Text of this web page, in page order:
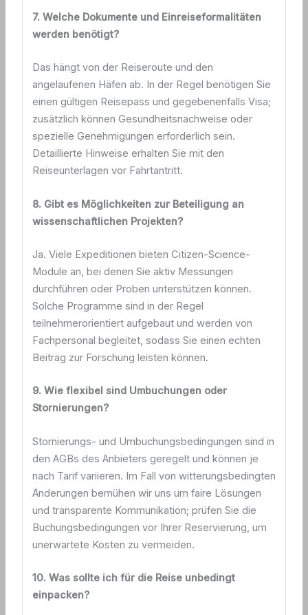
7. Welche Dokumente und Einreiseformalitäten
werden benötigt?
Das hängt von der Reiseroute und den
angelaufenen Häfen ab. In der Regel benötigen Sie
einen gültigen Reisepass und gegebenenfalls Visa;
zusätzlich können Gesundheitsnachweise oder
spezielle Genehmigungen erforderlich sein.
Detaillierte Hinweise erhalten Sie mit den
Reiseunterlagen vor Fahrtantritt.
8. Gibt es Möglichkeiten zur Beteiligung an
wissenschaftlichen Projekten?
Ja. Viele Expeditionen bieten Citizen-Science-
Module an, bei denen Sie aktiv Messungen
durchführen oder Proben unterstützen können.
Solche Programme sind in der Regel
teilnehmerorientiert aufgebaut und werden von
Fachpersonal begleitet, sodass Sie einen echten
Beitrag zur Forschung leisten können.
9. Wie flexibel sind Umbuchungen oder
Stornierungen?
Stornierungs- und Umbuchungsbedingungen sind in
den AGBs des Anbieters geregelt und können je
nach Tarif variieren. Im Fall von witterungsbedingten
Änderungen bemühen wir uns um faire Lösungen
und transparente Kommunikation; prüfen Sie die
Buchungsbedingungen vor Ihrer Reservierung, um
unerwartete Kosten zu vermeiden.
10. Was sollte ich für die Reise unbedingt
einpacken?